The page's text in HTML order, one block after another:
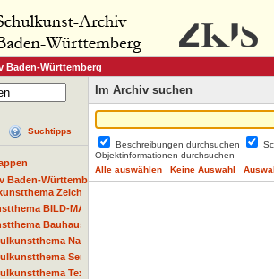
Baden-Württemberg
Suchtipps
Baden-Württemberg
Zeichnen
BILD-MATERIAL-OBJEKT
Bauhaus
Natur und Zeit
Serie
Textil
Im Archiv suchen
Beschreibungen durchsuchen
Objektinformationen durchsuchen
Alle auswählen
Keine Auswahl